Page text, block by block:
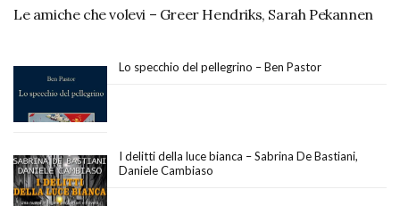
Le amiche che volevi – Greer Hendriks, Sarah Pekannen
Lo specchio del pellegrino – Ben Pastor
I delitti della luce bianca – Sabrina De Bastiani,
Daniele Cambiaso